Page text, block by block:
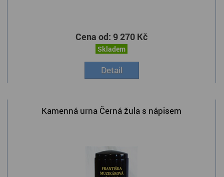
Cena od: 9 270 Kč
Skladem
Detail
Kamenná urna Černá žula s nápisem